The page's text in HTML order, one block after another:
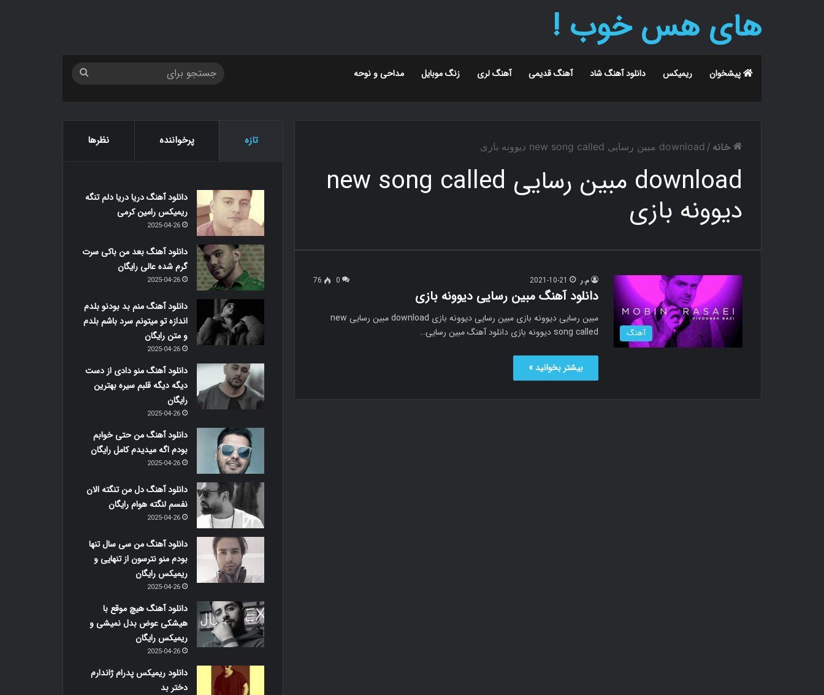
های هس خوب !
پیشخوان ریمیکس دانلود آهنگ شاد آهنگ قدیمی آهنگ لری زنگ موبایل مداحی و نوحه
خانه / download مبین رسایی new song called دیوونه بازی
download مبین رسایی new song called
دیوونه بازی
آهنگ
م.ر 2021-10-21
0
76
دانلود آهنگ مبین رسایی دیوونه بازی
مبین رسایی دیوونه بازی مبین رسایی دیوونه بازی download مبین رسایی new
song called دیوونه بازی دانلود آهنگ مبین رسایی…
بیشتر بخوانید »
تازه پرخواننده نظرها
دانلود آهنگ دریا دریا دلم تنگه
ریمیکس رامین کرمی
2025-04-26
دانلود آهنگ بعد من باکی سرت
گرم شده عالی رایگان
2025-04-26
دانلود آهنگ منم بد بودنو بلدم
اندازه تو میتونم سرد باشم بلدم
و متن رایگان
2025-04-26
دانلود آهنگ منو دادی از دست
دیگه دیگه قلبم سیره بهترین
رایگان
2025-04-26
دانلود آهنگ من حتی خوابم
بودم اگه میدیدم کامل رایگان
2025-04-26
دانلود آهنگ دل من تنگته الان
نفسم لنگته هوام رایگان
2025-04-26
دانلود آهنگ من سی سال تنها
بودم منو نترسون از تنهایی و
ریمیکس رایگان
2025-04-26
دانلود آهنگ هیچ موقع با
هیشکی عوض بدل نمیشی و
ریمیکس رایگان
2025-04-26
دانلود ریمیکس پدرام ژاندارم
دختر بد